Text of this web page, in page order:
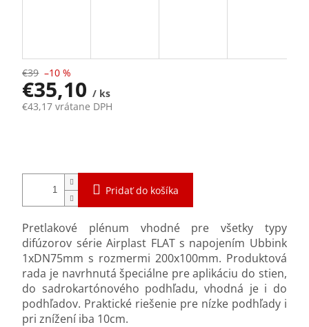
€39 –10 %
€35,10/ ks
€43,17 vrátane DPH
Pridať do košíka
Pretlakové plénum vhodné pre všetky typy
difúzorov série Airplast FLAT s napojením Ubbink
1xDN75mm s rozmermi 200x100mm. Produktová
rada je navrhnutá špeciálne pre aplikáciu do stien,
do sadrokartónového podhľadu, vhodná je i do
podhľadov. Praktické riešenie pre nízke podhľady i
pri znížení iba 10cm.